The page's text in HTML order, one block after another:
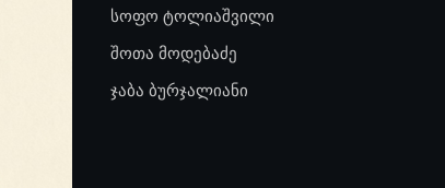
სოფო ტოლიაშვილი
შოთა მოდებაძე
ჯაბა ბურჯალიანი